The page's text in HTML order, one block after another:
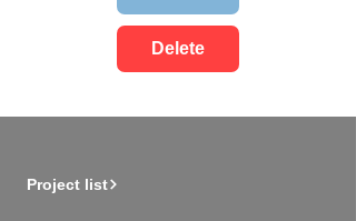
Delete
Project list